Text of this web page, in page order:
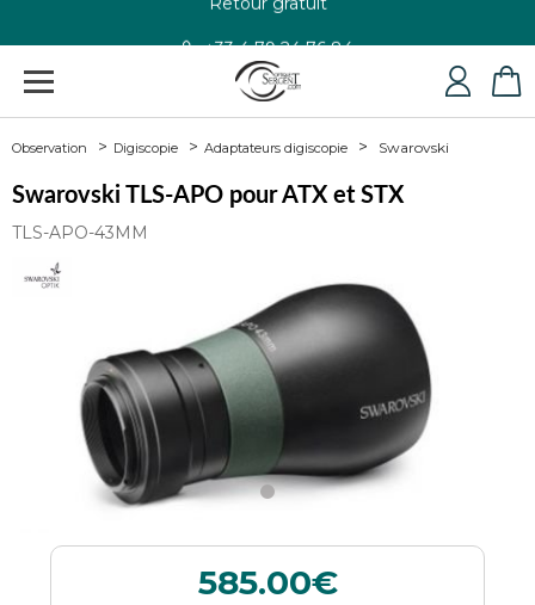
Observation Digiscopie Adaptateurs digiscopie Swarovski
Swarovski TLS-APO pour ATX et STX
TLS-APO-43MM
585.00